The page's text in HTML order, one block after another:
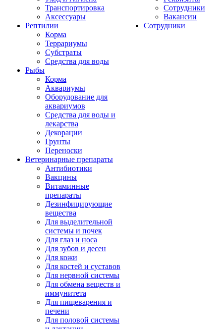
Транспортировка
Аксессуары
Рептилии
Корма
Террариумы
Субстраты
Средства для воды
Рыбы
Корма
Аквариумы
Оборудование для
аквариумов
Средства для воды и
лекарства
Декорации
Грунты
Переноски
Ветеринарные препараты
Антибиотики
Вакцины
Витаминные
препараты
Дезинфицирующие
вещества
Для выделительной
системы и почек
Для глаз и носа
Для зубов и десен
Для кожи
Для костей и суставов
Для нервной системы
Для обмена веществ и
иммунитета
Для пищеварения и
печени
Для половой системы
Сотрудники
Вакансии
Сотрудники